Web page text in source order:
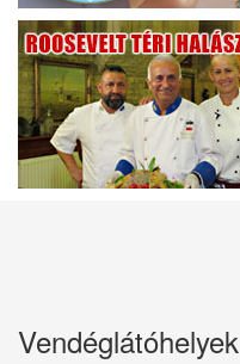
Vendéglátóhelyek